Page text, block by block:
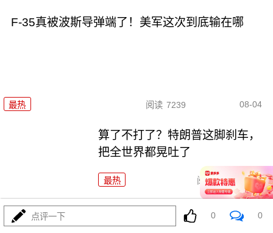
F-35真被波斯导弹端了！美军这次到底输在哪
最热 阅读 7239 08-04
算了不打了？特朗普这脚刹车，
把全世界都晃吐了
最热 阅读 16155
一张图让印度陷入死寂，五枚金
牌背后的终极真相
点评一下 0 0